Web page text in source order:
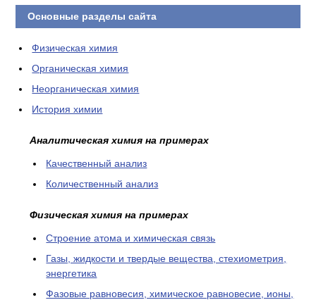
Основные разделы сайта
Физическая химия
Органическая химия
Неорганическая химия
История химии
Аналитическая химия на примерах
Качественный анализ
Количественный анализ
Физическая химия на примерах
Cтроение атома и химическая связь
Газы, жидкости и твердые вещества, стехиометрия,
энергетика
Фазовые равновесия, химическое равновесие, ионы,